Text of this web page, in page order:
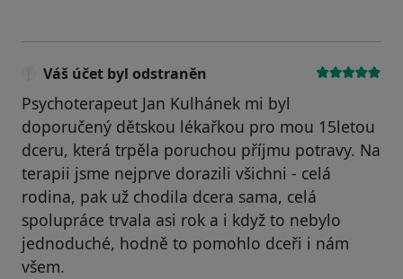
Váš účet byl odstraněn
Psychoterapeut Jan Kulhánek mi byl
doporučený dětskou lékařkou pro mou 15letou
dceru, která trpěla poruchou příjmu potravy. Na
terapii jsme nejprve dorazili všichni - celá
rodina, pak už chodila dcera sama, celá
spolupráce trvala asi rok a i když to nebylo
jednoduché, hodně to pomohlo dceři i nám
všem.